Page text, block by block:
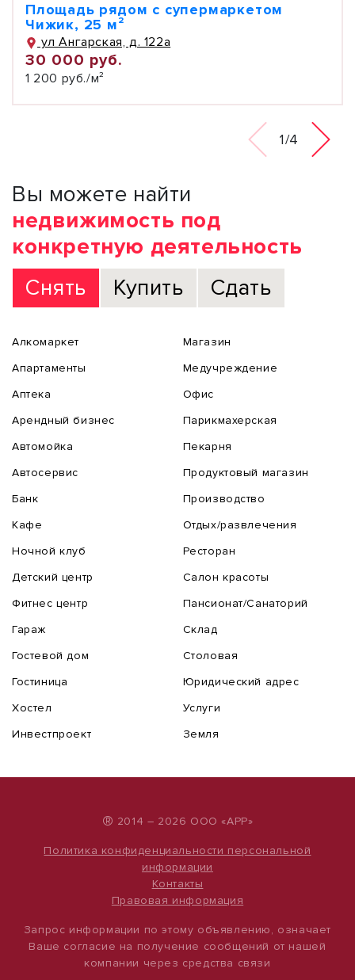
Площадь рядом с супермаркетом
Чижик, 25 м²
ул Ангарская, д. 122а
30 000 руб.
1 200 руб./м²
1/4
Вы можете найти
недвижимость под
конкретную деятельность
Снять
Купить Сдать
Алкомаркет
Апартаменты
Аптека
Арендный бизнес
Автомойка
Автосервис
Банк
Кафе
Ночной клуб
Детский центр
Фитнес центр
Гараж
Гостевой дом
Гостиница
Хостел
Инвестпроект
Магазин
Медучреждение
Офис
Парикмахерская
Пекарня
Продуктовый магазин
Производство
Отдых/развлечения
Ресторан
Салон красоты
Пансионат/Санаторий
Склад
Столовая
Юридический адрес
Услуги
Земля
® 2014 – 2026 ООО «АРР»
Политика конфиденциальности персональной
информации
Контакты
Правовая информация
Запрос информации по этому объявлению, означает
Ваше согласие на получение сообщений от нашей
компании через средства связи